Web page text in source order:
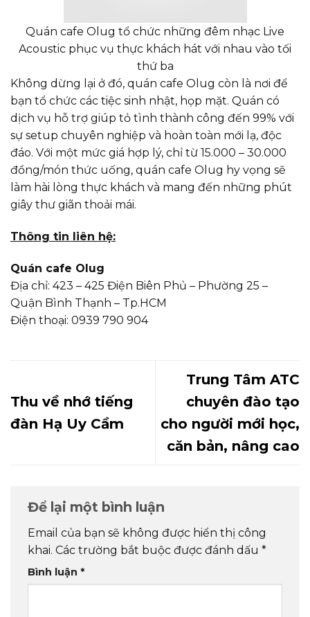
Quán cafe Olug tổ chức những đêm nhạc Live
Acoustic phục vụ thực khách hát với nhau vào tối
thứ ba
Không dừng lại ở đó, quán cafe Olug còn là nơi để
bạn tổ chức các tiệc sinh nhật, họp mặt. Quán có
dịch vụ hỗ trợ giúp tỏ tình thành công đến 99% với
sự setup chuyên nghiệp và hoàn toàn mới lạ, độc
đáo. Với một mức giá hợp lý, chỉ từ 15.000 – 30.000
đồng/món thức uống, quán cafe Olug hy vọng sẽ
làm hài lòng thực khách và mang đến những phút
giây thư giãn thoải mái.
Thông tin liên hệ:
Quán cafe Olug
Địa chỉ: 423 – 425 Điện Biên Phủ – Phường 25 –
Quận Bình Thạnh – Tp.HCM
Điện thoại: 0939 790 904
Thu về nhớ tiếng
đàn Hạ Uy Cầm
Trung Tâm ATC
chuyên đào tạo
cho người mới học,
căn bản, nâng cao
Để lại một bình luận
Email của bạn sẽ không được hiển thị công
khai. Các trường bắt buộc được đánh dấu *
Bình luận *